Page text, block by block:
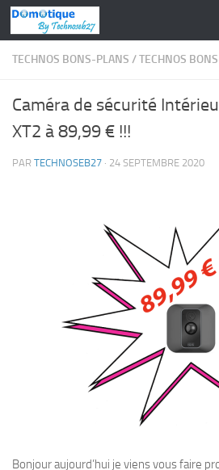
Skip to content
TECHNOS BONS-PLANS /TECHNOS
Caméra de sécurité
XT2 à 89,99 € !!!
PAR TECHNOSEB27 · 24 SEPTEMBRE 2020
Bonjour aujourd’hui je viens vous faire